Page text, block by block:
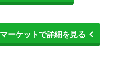
ーケットで詳細を見る